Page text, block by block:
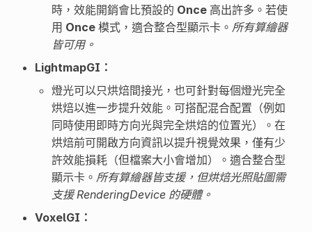
時，效能開銷會比預設的 Once高出許多。若使
用 Once模式，適合整合型顯示卡。 所有算繪器
皆可用。
LightmapGI：
燈光可以只烘焙間接光，也可針對每個燈光完全
烘焙以進一步提升效能。可搭配混合配置（例如
同時使用即時方向光與完全烘焙的位置光）。在
烘焙前可開啟方向資訊以提升視覺效果，僅有少
許效能損耗（但檔案大小會增加）。適合整合型
顯示卡。 所有算繪器皆支援，但烘焙光照貼圖需
支援 RenderingDevice 的硬體。
VoxelGI：